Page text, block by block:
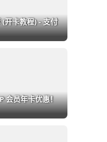
开卡教程) - 支付
会员年卡优惠！